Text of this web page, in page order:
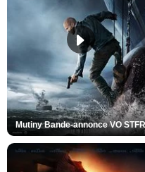
Mutiny Bande-annonce VO STFR